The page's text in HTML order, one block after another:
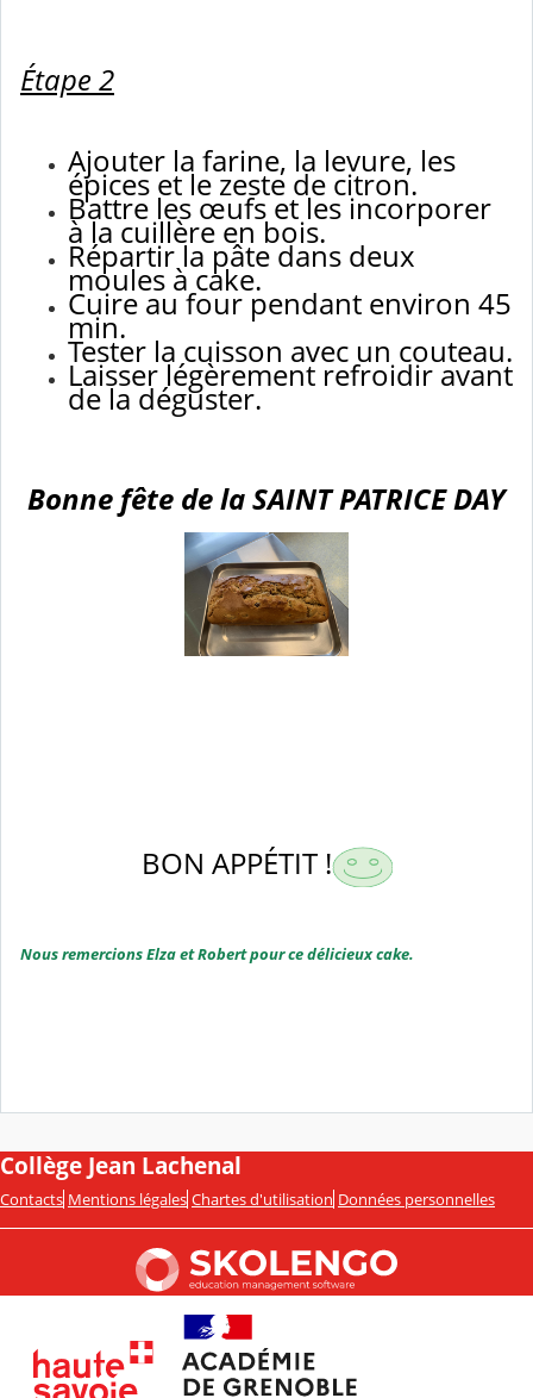
Étape 2
Ajouter la farine, la levure, les
épices et le zeste de citron.
Battre les œufs et les incorporer
à la cuillère en bois.
Répartir la pâte dans deux
moules à cake.
Cuire au four pendant environ 45
min.
Tester la cuisson avec un couteau.
Laisser légèrement refroidir avant
de la déguster.
Bonne fête de la SAINT PATRICE DAY
BON APPÉTIT !
Nous remercions Elza et Robert pour ce délicieux cake.
Collège Jean Lachenal
Contacts Mentions légales Chartes d'utilisation Données personnelles